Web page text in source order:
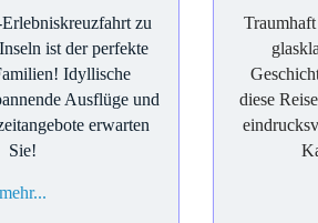
zu
ist der perfekte
Idyllische
Ausflüge und
erwarten
Sie!
mehr...
diese